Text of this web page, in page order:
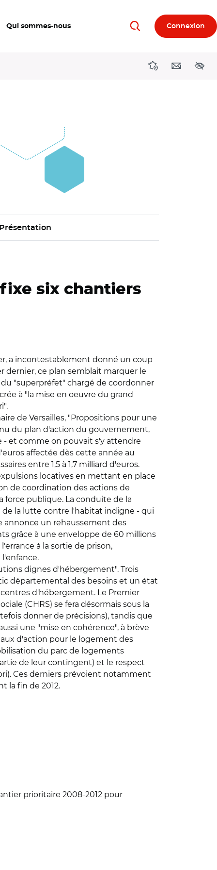
Qui sommes-nous RechercherConnexion
DirectionsContact
Présentation
six chantiers
a incontestablement donné un coup
dernier, ce plan semblait marquer le
"superpréfet" chargé de coordonner
à "la mise en oeuvre du grand
de Versailles, "Propositions pour une
du plan d'action du gouvernement,
- et comme on pouvait s'y attendre
affectée dès cette année au
entre 1,5 à 1,7 milliard d'euros.
locatives en mettant en place
de coordination des actions de
force publique. La conduite de la
de la lutte contre l'habitat indigne - qui
annonce un rehaussement des
grâce à une enveloppe de 60 millions
à la sortie de prison,
dignes d'hébergement". Trois
départemental des besoins et un état
d'hébergement. Le Premier
(CHRS) se fera désormais sous la
donner de précisions), tandis que
une "mise en cohérence", à brève
d'action pour le logement des
du parc de logements
de leur contingent) et le respect
Ces derniers prévoient notamment
la fin de 2012.
prioritaire 2008-2012 pour